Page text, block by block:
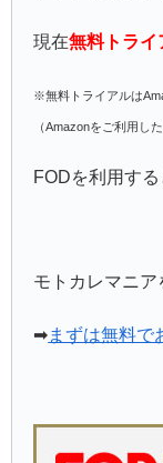
現在無料トライ
※無料トライアルは
（Amazonをご利用し
FODを利用す
モトカレマニア
➡まずは無料で